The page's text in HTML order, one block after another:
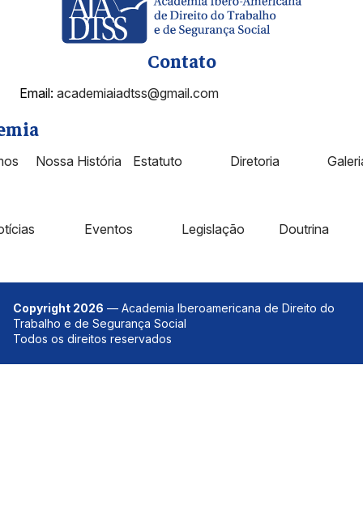
Contato
Email: academiaiadtss@gmail.com
Nossa História Estatuto Diretoria
Eventos Legislação Doutrina
Copyright 2026 — Academia Iberoamericana de Direito do
Trabalho e de Segurança Social
Todos os direitos reservados